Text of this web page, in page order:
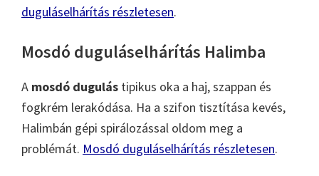
duguláselhárítás részletesen.
Mosdó duguláselhárítás Halimba
A mosdó dugulás tipikus oka a haj, szappan és
fogkrém lerakódása. Ha a szifon tisztítása kevés,
Halimbán gépi spirálozással oldom meg a
problémát. Mosdó duguláselhárítás részletesen.